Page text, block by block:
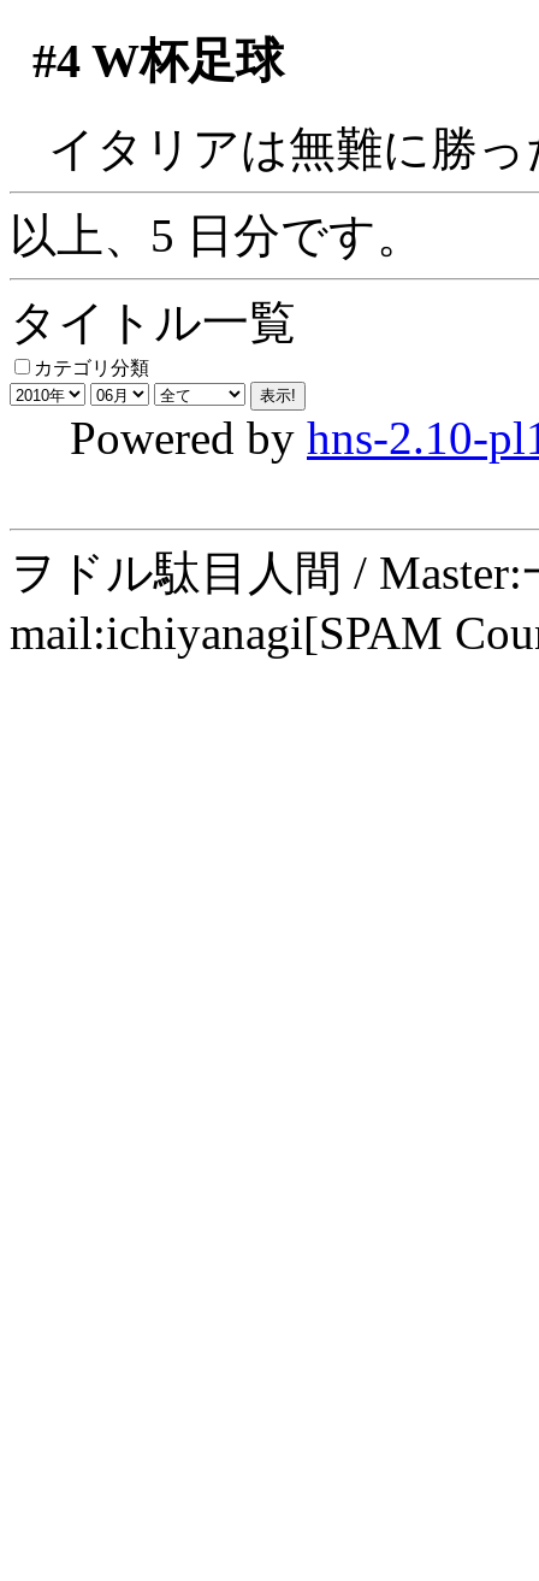
#4W杯足球
イタリアは無難に勝
以上、5 日分です。
タイトル一覧
カテゴリ分類
Powered by hns-2.10-
ヲドル駄目人間 /
mail:ichiyanagi[SPAM